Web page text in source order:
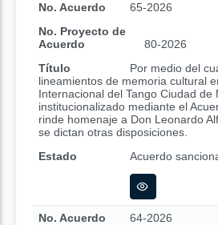
No. Acuerdo
65-2026
No. Proyecto de
Acuerdo
80-2026
Título
Por medio del
lineamientos de memoria cultural
Internacional del Tango Ciudad de
institucionalizado mediante el
rinde homenaje a Don Leonardo
se dictan otras disposiciones.
Estado
Acuerdo
No. Acuerdo
64-2026